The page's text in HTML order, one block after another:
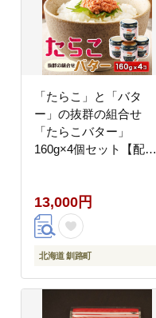
「たらこ」と「バタ
ー」の抜群の組合せ
「たらこバター」
160g×4個セット【配送
13,000円
北海道 釧路町